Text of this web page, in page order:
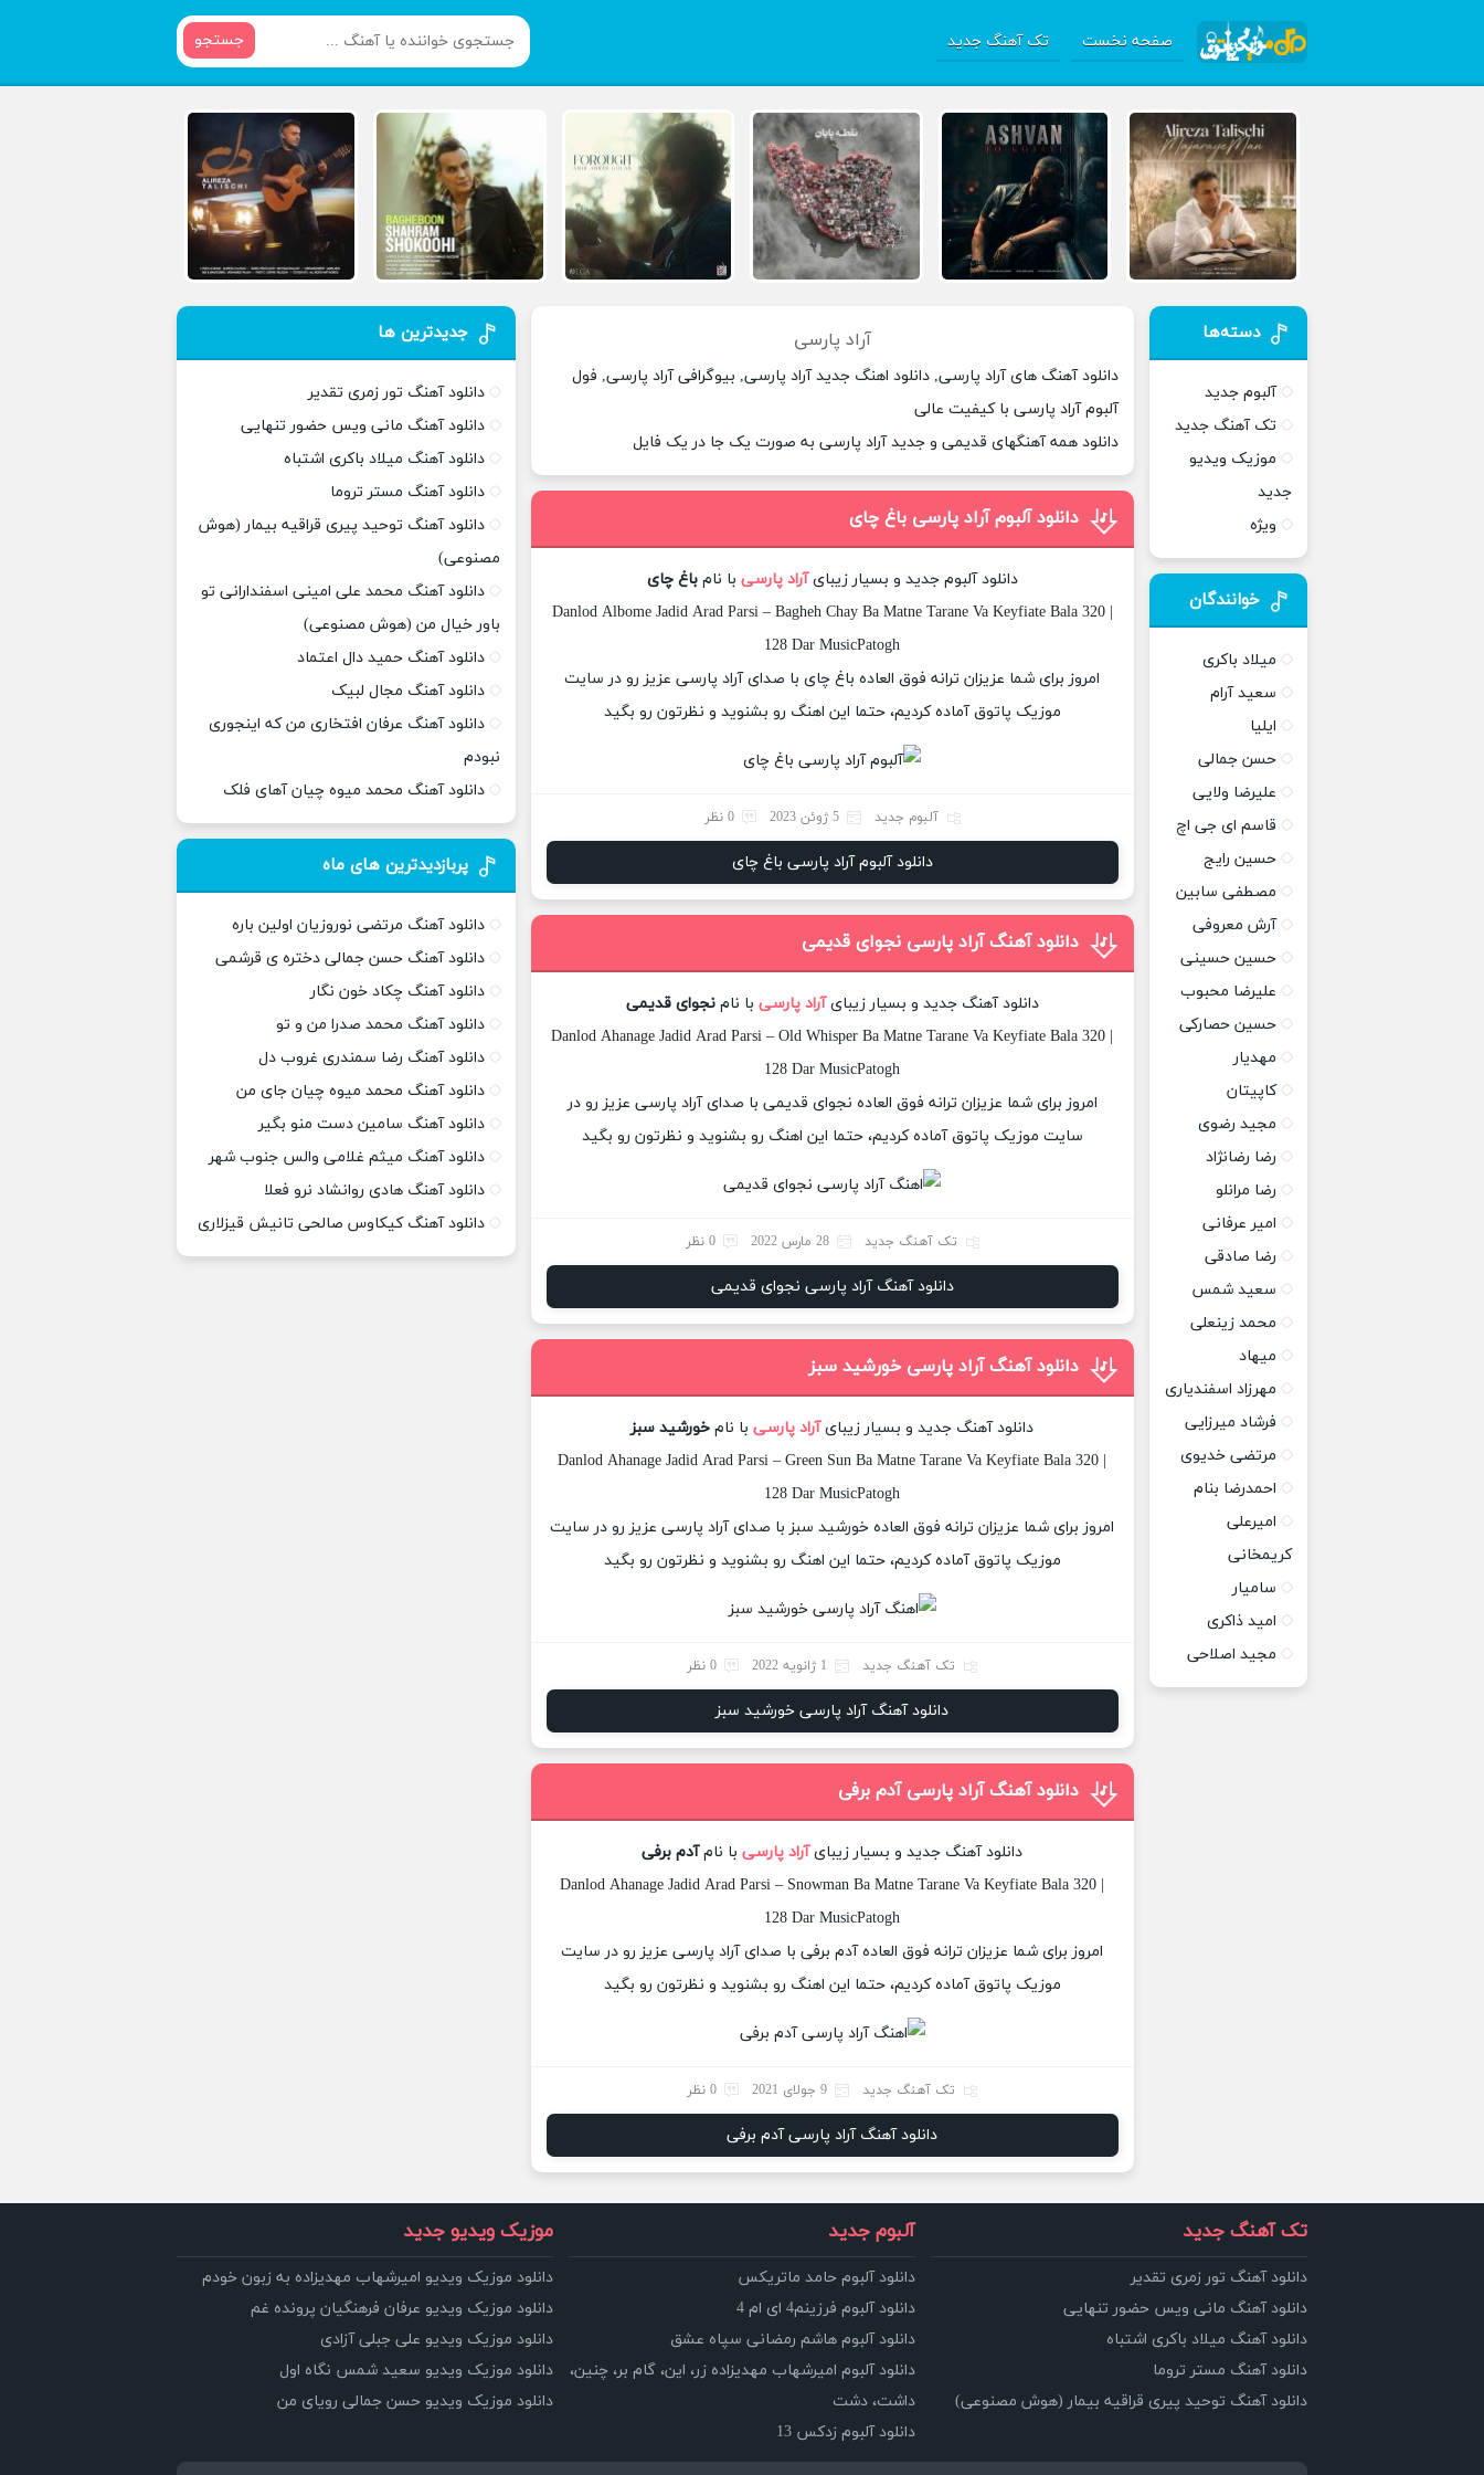
صفحه نخست تک آهنگ جدید جستجو
آراد پارسی
دانلود آهنگ های آراد پارسی, دانلود اهنگ جدید آراد پارسی, بیوگرافی آراد پارسی, فول
آلبوم آراد پارسی با کیفیت عالی
دانلود همه آهنگهای قدیمی و جدید آراد پارسی به صورت یک جا در یک فایل
دانلود آلبوم آراد پارسی باغ چای
دانلود آلبوم جدید و بسیار زیبایآراد پارسی با نامباغ چای
Danlod Albome Jadid Arad Parsi – Bagheh Chay Ba Matne Tarane Va Keyfiate Bala 320 |
128 Dar MusicPatogh
امروز برای شما عزیزان ترانه فوق العاده باغ چای با صدای آراد پارسی عزیز رو در سایت
موزیک پاتوق آماده کردیم، حتما این اهنگ رو بشنوید و نظرتون رو بگید
آلبوم جدید 5 ژوئن 2023 0 نظر
دانلود آلبوم آراد پارسی باغ چای
دانلود آهنگ آراد پارسی نجوای قدیمی
دانلود آهنگ جدید و بسیار زیبایآراد پارسی با نامنجوای قدیمی
Danlod Ahanage Jadid Arad Parsi – Old Whisper Ba Matne Tarane Va Keyfiate Bala 320 |
128 Dar MusicPatogh
امروز برای شما عزیزان ترانه فوق العاده نجوای قدیمی با صدای آراد پارسی عزیز رو در
سایت موزیک پاتوق آماده کردیم، حتما این اهنگ رو بشنوید و نظرتون رو بگید
تک آهنگ جدید 28 مارس 2022 0 نظر
دانلود آهنگ آراد پارسی نجوای قدیمی
دانلود آهنگ آراد پارسی خورشید سبز
دانلود آهنگ جدید و بسیار زیبایآراد پارسیبا نام خورشید سبز
Danlod Ahanage Jadid Arad Parsi – Green Sun Ba Matne Tarane Va Keyfiate Bala 320 |
128 Dar MusicPatogh
امروز برای شما عزیزان ترانه فوق العاده خورشید سبز با صدای آراد پارسی عزیز رو در سایت
موزیک پاتوق آماده کردیم، حتما این اهنگ رو بشنوید و نظرتون رو بگید
تک آهنگ جدید 1 ژانویه 2022 0 نظر
دانلود آهنگ آراد پارسی خورشید سبز
دانلود آهنگ آراد پارسی آدم برفی
دانلود آهنگ جدید و بسیار زیبایآراد پارسیبا نامآدم برفی
Danlod Ahanage Jadid Arad Parsi – Snowman Ba Matne Tarane Va Keyfiate Bala 320 |
128 Dar MusicPatogh
امروز برای شما عزیزان ترانه فوق العاده آدم برفی با صدای آراد پارسی عزیز رو در سایت
موزیک پاتوق آماده کردیم، حتما این اهنگ رو بشنوید و نظرتون رو بگید
تک آهنگ جدید 9 جولای 2021 0 نظر
دانلود آهنگ آراد پارسی آدم برفی
دسته‌ها
آلبوم جدید
تک آهنگ جدید
موزیک ویدیو
جدید
ویژه
خوانندگان
میلاد باکری
سعید آرام
ایلیا
حسن جمالی
علیرضا ولایی
قاسم ای جی اچ
حسین رایج
مصطفی سابین
آرش معروفی
حسین حسینی
علیرضا محبوب
حسین حصارکی
مهدیار
کاپیتان
مجید رضوی
رضا رضانژاد
رضا مرانلو
امیر عرفانی
رضا صادقی
سعید شمس
محمد زینعلی
میهاد
مهرزاد اسفندیاری
فرشاد میرزایی
مرتضی خدیوی
احمدرضا بنام
امیرعلی
کریمخانی
سامیار
امید ذاکری
مجید اصلاحی
جدیدترین ها
دانلود آهنگ تور زمری تقدیر
دانلود آهنگ مانی ویس حضور تنهایی
دانلود آهنگ میلاد باکری اشتباه
دانلود آهنگ مستر تروما
دانلود آهنگ توحید پیری قراقیه بیمار (هوش
مصنوعی)
دانلود آهنگ محمد علی امینی اسفندارانی تو
باور خیال من (هوش مصنوعی)
دانلود آهنگ حمید دال اعتماد
دانلود آهنگ مجال لبیک
دانلود آهنگ عرفان افتخاری من که اینجوری
نبودم
دانلود آهنگ محمد میوه چیان آهای فلک
پربازدیدترین های ماه
دانلود آهنگ مرتضی نوروزیان اولین باره
دانلود آهنگ حسن جمالی دختره ی قرشمی
دانلود آهنگ چکاد خون نگار
دانلود آهنگ محمد صدرا من و تو
دانلود آهنگ رضا سمندری غروب دل
دانلود آهنگ محمد میوه چیان جای من
دانلود آهنگ سامین دست منو بگیر
دانلود آهنگ میثم غلامی والس جنوب شهر
دانلود آهنگ هادی روانشاد نرو فعلا
دانلود آهنگ کیکاوس صالحی تانیش قیزلاری
تک آهنگ جدید
دانلود آهنگ تور زمری تقدیر
دانلود آهنگ مانی ویس حضور تنهایی
دانلود آهنگ میلاد باکری اشتباه
دانلود آهنگ مستر تروما
دانلود آهنگ توحید پیری قراقیه بیمار (هوش مصنوعی)
آلبوم جدید
دانلود آلبوم حامد ماتریکس
دانلود آلبوم فرزینم4 ای ام 4
دانلود آلبوم هاشم رمضانی سپاه عشق
دانلود آلبوم امیرشهاب مهدیزاده زر، این، گام بر، چنین،
داشت، دشت
دانلود آلبوم زدکس 13
موزیک ویدیو جدید
دانلود موزیک ویدیو امیرشهاب مهدیزاده به زبون خودم
دانلود موزیک ویدیو عرفان فرهنگیان پرونده غم
دانلود موزیک ویدیو علی جبلی آزادی
دانلود موزیک ویدیو سعید شمس نگاه اول
دانلود موزیک ویدیو حسن جمالی رویای من